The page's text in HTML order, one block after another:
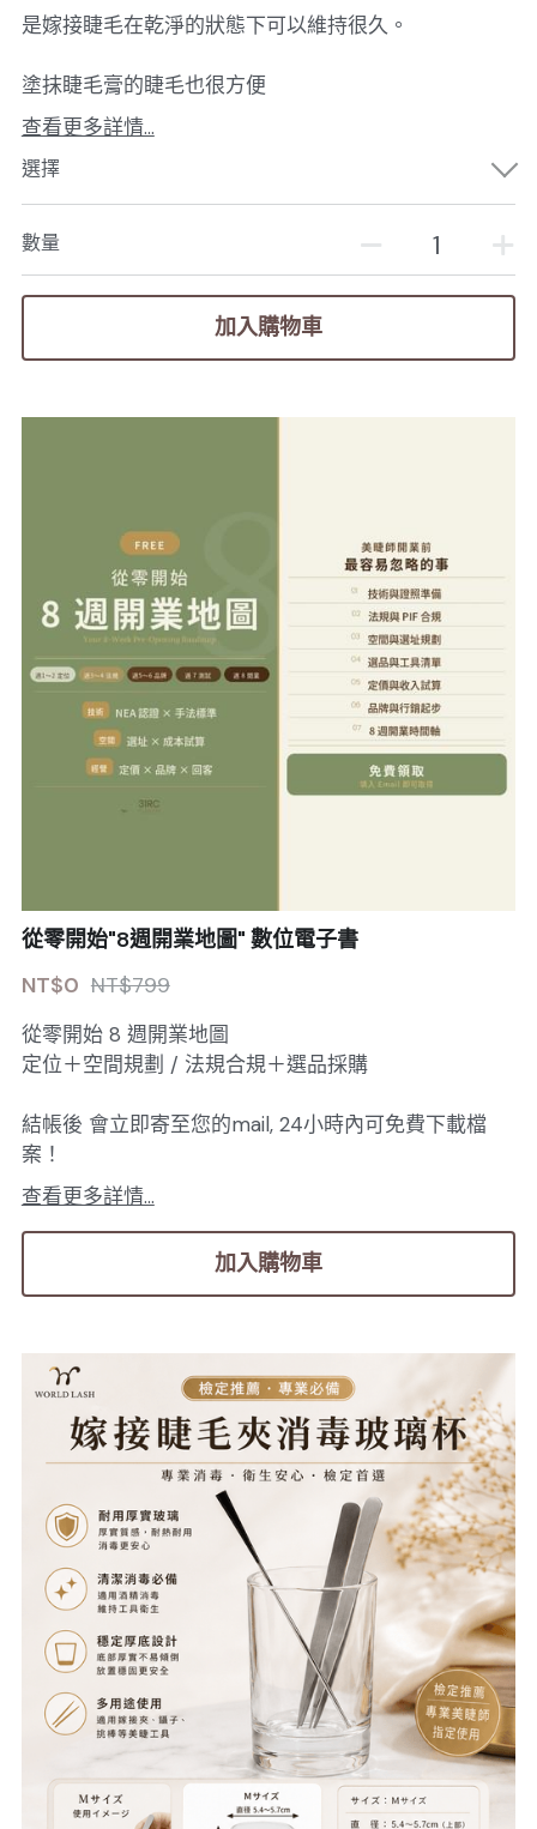
是嫁接睫毛在乾淨的狀態下可以維持很久。
塗抹睫毛膏的睫毛也很方便
查看更多詳情...
選擇
數量
加入購物車
從零開始"8週開業地圖" 數位電子書
NT$0 NT$799
從零開始 8 週開業地圖
定位＋空間規劃 / 法規合規＋選品採購
結帳後 會立即寄至您的mail, 24小時內可免費下載檔
案！
查看更多詳情...
加入購物車